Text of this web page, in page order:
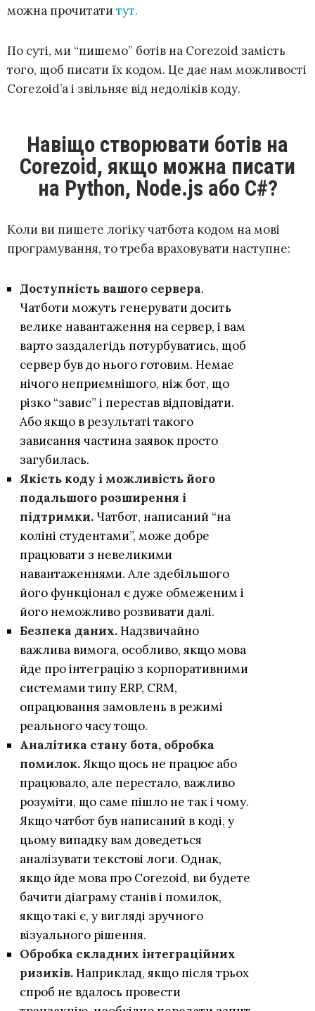
можна прочитати тут.
По суті, ми “пишемо” ботів на Corezoid замість
того, щоб писати їх кодом. Це дає нам можливості
Corezoid’a і звільняє від недоліків коду.
Навіщо створювати ботів на
Corezoid, якщо можна писати
на Python, Node.js або C#?
Коли ви пишете логіку чатбота кодом на мові
програмування, то треба враховувати наступне:
Доступність вашого сервера.
Чатботи можуть генерувати досить
велике навантаження на сервер, і вам
варто заздалегідь потурбуватись, щоб
сервер був до нього готовим. Немає
нічого неприємнішого, ніж бот, що
різко “завис” і перестав відповідати.
Або якщо в результаті такого
зависання частина заявок просто
загубилась.
Якість коду і можливість його
подальшого розширення і
підтримки.Чатбот, написаний “на
коліні студентами”, може добре
працювати з невеликими
навантаженнями. Але здебільшого
його функціонал є дуже обмеженим і
його неможливо розвивати далі.
Безпека даних. Надзвичайно
важлива вимога, особливо, якщо мова
йде про інтеграцію з корпоративними
системами типу ERP, CRM,
опрацювання замовлень в режимі
реального часу тощо.
Аналітика стану бота, обробка
помилок. Якщо щось не працює або
працювало, але перестало, важливо
розуміти, що саме пішло не так і чому.
Якщо чатбот був написаний в коді, у
цьому випадку вам доведеться
аналізувати текстові логи. Однак,
якщо йде мова про Corezoid, ви будете
бачити діаграму станів і помилок,
якщо такі є, у вигляді зручного
візуального рішення.
Обробка складних інтеграційних
ризиків. Наприклад, якщо після трьох
спроб не вдалось провести